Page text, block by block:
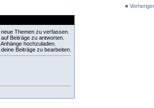
«
, neue Themen zu verfassen.
, auf Beiträge zu antworten.
, Anhänge hochzuladen.
, deine Beiträge zu bearbeiten.